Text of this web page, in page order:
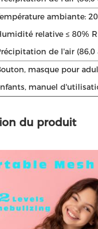
ambiante: 20
relative ≤ 80%
de l'air (86,0
masque pour
manuel
du produit